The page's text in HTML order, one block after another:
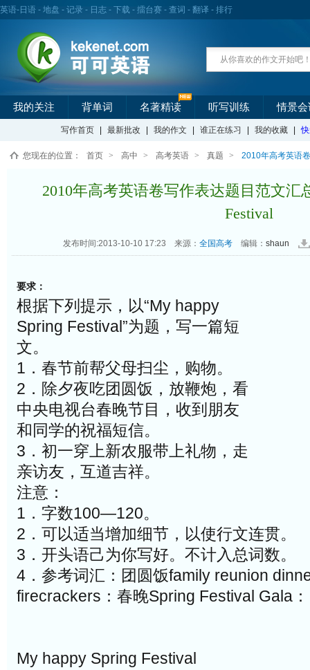
英语- 日语 - 地盘 - 记录 - 日志 - 下载 - 擂台赛 - 查词 - 翻译 - 排行
我的关注 背单词 名著精读 听写训练 情景会
写作首页 最新批改 我的作文 谁正在练习 我的收藏
您现在的位置： 首页 > 高中 > 高考英语 > 真题 > 2010年高考英语
2010年高考英语卷写作表达题目范文汇
Festival
发布时间:2013-10-10 17:23 来源： 全国高考 编辑： shaun
要求：
根据下列提示，以“My happy
Spring Festival”为题，写一篇短
文。
1．春节前帮父母扫尘，购物。
2．除夕夜吃团圆饭，放鞭炮，看
中央电视台春晚节目，收到朋友
和同学的祝福短信。
3．初一穿上新农服带上礼物，走
亲访友，互道吉祥。
注意：
1．字数100―120。
2．可以适当增加细节，以使行文连贯。
3．开头语己为你写好。不计入总词数。
4．参考词汇：团圆饭family reunion
firecrackers：春晚Spring Festival Gala：
My happy Spring Festival